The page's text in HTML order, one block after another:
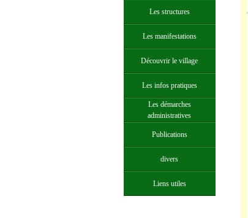
Les structures
Les manifestations
Découvrir le village
Les infos pratiques
Les démarches
administratives
Publications
divers
Liens utiles